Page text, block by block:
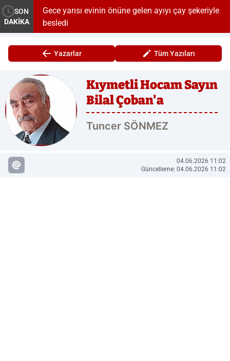
SON
DAKİKA
Gece yarısı evinin önüne gelen ayıyı çay şekeriyle
besledi
Yazarlar Tüm Yazıları
Kıymetli Hocam Sayın
Bilal Çoban'a
Tuncer SÖNMEZ
04.06.2026 11:02
Güncelleme: 04.06.2026 11:02